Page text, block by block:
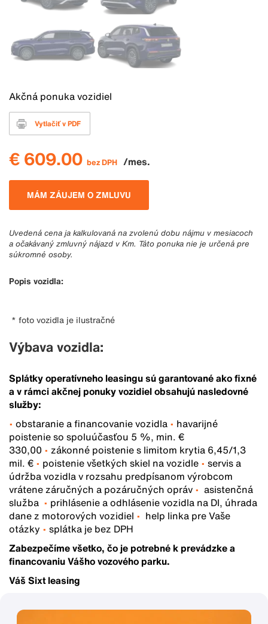
Akčná ponuka vozidiel
Vytlačiť v PDF
€ 609.00 bez DPH /mes.
MÁM ZÁUJEM O ZMLUVU
Uvedená cena ja kalkulovaná na zvolenú dobu nájmu v mesiacoch
a očakávaný zmluvný nájazd v Km. Táto ponuka nie je určená pre
súkromné osoby.
Popis vozidla:
* foto vozidla je ilustračné
Výbava vozidla:
Splátky operatívneho leasingu sú garantované ako fixné
a v rámci akčnej ponuky vozidiel obsahujú nasledovné
služby:
• obstaranie a financovanie vozidla • havarijné
poistenie so spoluúčasťou 5 %, min. €
330,00 • zákonné poistenie s limitom krytia 6,45/1,3
mil. € • poistenie všetkých skiel na vozidle • servis a
údržba vozidla v rozsahu predpísanom výrobcom
vrátene záručných a pozáručných opráv • asistenčná
služba • prihlásenie a odhlásenie vozidla na DI, úhrada
dane z motorových vozidiel • help linka pre Vaše
otázky • splátka je bez DPH
Zabezpečíme všetko, čo je potrebné k prevádzke a
financovaniu Vášho vozového parku.
Váš Sixt leasing